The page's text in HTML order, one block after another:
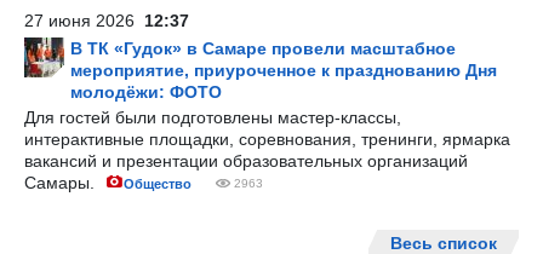
27 июня 2026 12:37
В ТК «Гудок» в Самаре провели масштабное
мероприятие, приуроченное к празднованию Дня
молодёжи: ФОТО
Для гостей были подготовлены мастер-классы,
интерактивные площадки, соревнования, тренинги, ярмарка
вакансий и презентации образовательных организаций
Самары.
Общество 2963
Весь список